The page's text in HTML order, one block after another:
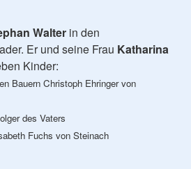
Walter in den
Er und seine Frau Katharina
Kinder:
Bauern Christoph Ehringer von
des Vaters
Fuchs von Steinach